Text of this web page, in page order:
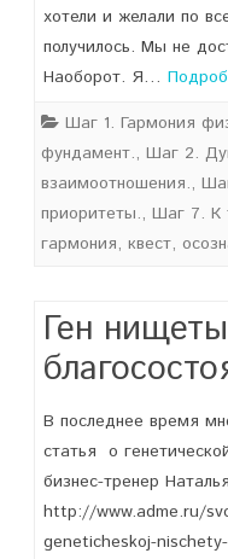
хотели и желали по
получилось. Мы не
Наоборот. Я…
Шаг 1. Гармония
фундамент., Шаг 2.
взаимоотношения.,
приоритеты., Шаг 7. К
гармония, квест,
Ген
В последнее время
статья о
бизнес-тренер
http://www.adme.ru/
geneticheskoj-